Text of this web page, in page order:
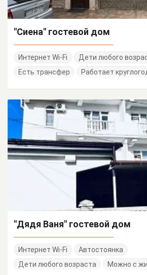
"Сиена" гостевой дом
Интернет Wi-Fi
Дети любого
Есть трансфер
Работает
"Дядя Ваня" гостевой дом
Интернет Wi-Fi
Автостоянка
Дети любого возраста
Можно с